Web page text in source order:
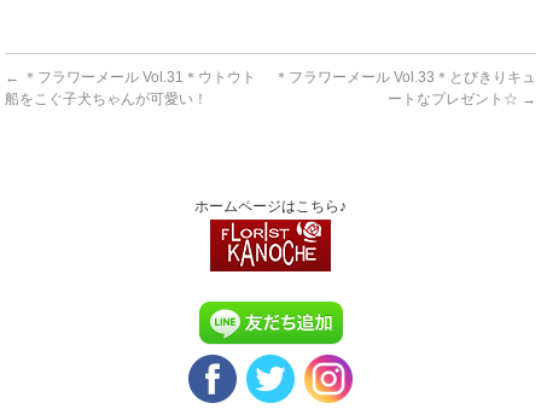
← ＊フラワーメール Vol.31＊ウトウト
船をこぐ子犬ちゃんが可愛い！
＊フラワーメール Vol.33＊とびきりキュ
ートなプレゼント☆ →
ホームページはこちら♪